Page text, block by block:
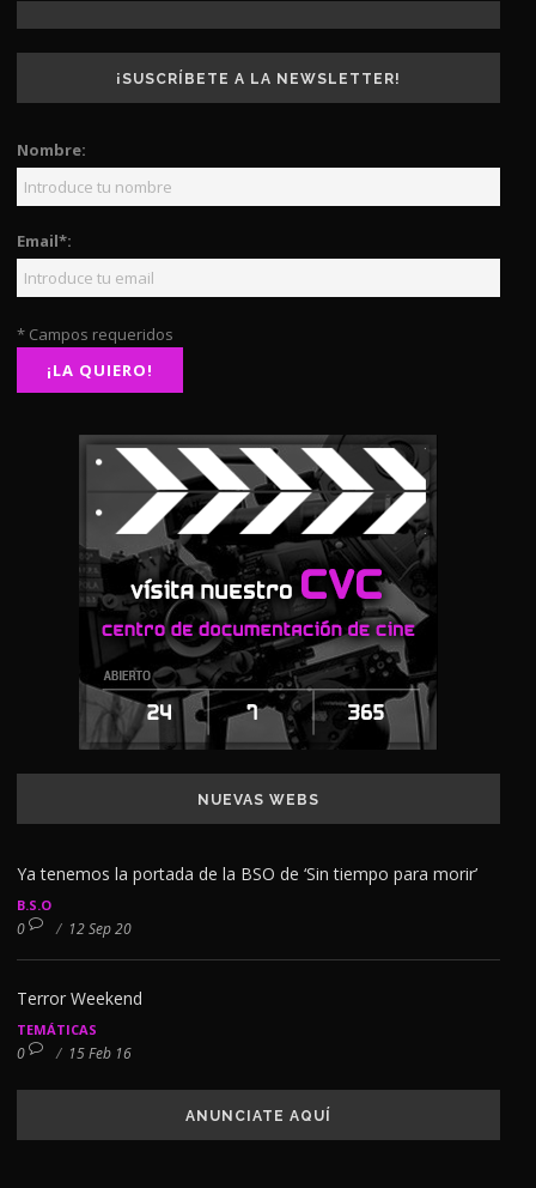
¡SUSCRÍBETE A LA NEWSLETTER!
Nombre:
Email*:
* Campos requeridos
NUEVAS WEBS
Ya tenemos la portada de la BSO de ‘Sin tiempo para morir’
B.S.O
0 / 12 Sep 20
Terror Weekend
TEMÁTICAS
0 / 15 Feb 16
ANUNCIATE AQUÍ